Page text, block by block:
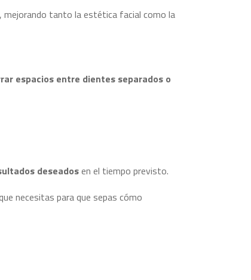
, mejorando tanto la estética facial como la
espacios entre dientes separados o
deseadosen el tiempo previsto.
necesitas para que sepas cómo